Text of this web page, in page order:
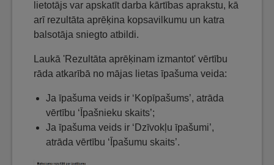
lietotājs var apskatīt darba kārtības aprakstu, kā
arī rezultāta aprēķina kopsavilkumu un katra
balsotāja sniegto atbildi.
Laukā 'Rezultāta aprēķinam izmantot' vērtību
rāda atkarībā no mājas lietas īpašuma veida:
Ja īpašuma veids ir ‘Kopīpašums’, atrāda
vērtību ‘Īpašnieku skaits’;
Ja īpašuma veids ir ‘Dzīvokļu īpašumi’,
atrāda vērtību ‘Īpašumu skaits’.